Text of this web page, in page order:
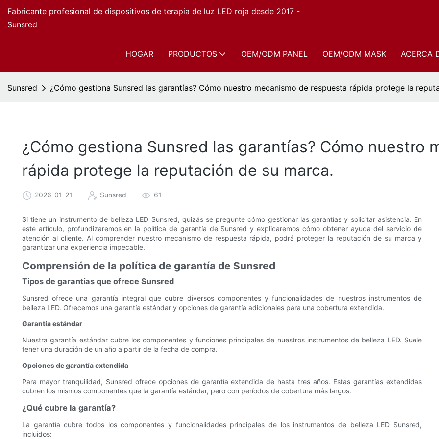
Fabricante profesional de dispositivos de terapia de luz LED roja desde 2017 -
Sunsred
HOGAR PRODUCTOS OEM/ODM PANEL OEM/ODM MASK ACERCA
Sunsred ¿Cómo gestiona Sunsred las garantías? Cómo nuestro mecanismo de respuesta rápida protege la
¿Cómo gestiona Sunsred las garantías? Cómo nuestro
rápida protege la reputación de su marca.
2026-01-21 Sunsred 61
Si tiene un instrumento de belleza LED Sunsred, quizás se pregunte cómo gestionar las garantías y solicitar asistencia. En
este artículo, profundizaremos en la política de garantía de Sunsred y explicaremos cómo obtener ayuda del servicio de
atención al cliente. Al comprender nuestro mecanismo de respuesta rápida, podrá proteger la reputación de su marca y
garantizar una experiencia impecable.
Comprensión de la política de garantía de Sunsred
Tipos de garantías que ofrece Sunsred
Sunsred ofrece una garantía integral que cubre diversos componentes y funcionalidades de nuestros instrumentos de
belleza LED. Ofrecemos una garantía estándar y opciones de garantía adicionales para una cobertura extendida.
Garantía estándar
Nuestra garantía estándar cubre los componentes y funciones principales de nuestros instrumentos de belleza LED. Suele
tener una duración de un año a partir de la fecha de compra.
Opciones de garantía extendida
Para mayor tranquilidad, Sunsred ofrece opciones de garantía extendida de hasta tres años. Estas garantías extendidas
cubren los mismos componentes que la garantía estándar, pero con períodos de cobertura más largos.
¿Qué cubre la garantía?
La garantía cubre todos los componentes y funcionalidades principales de los instrumentos de belleza LED Sunsred,
incluidos: